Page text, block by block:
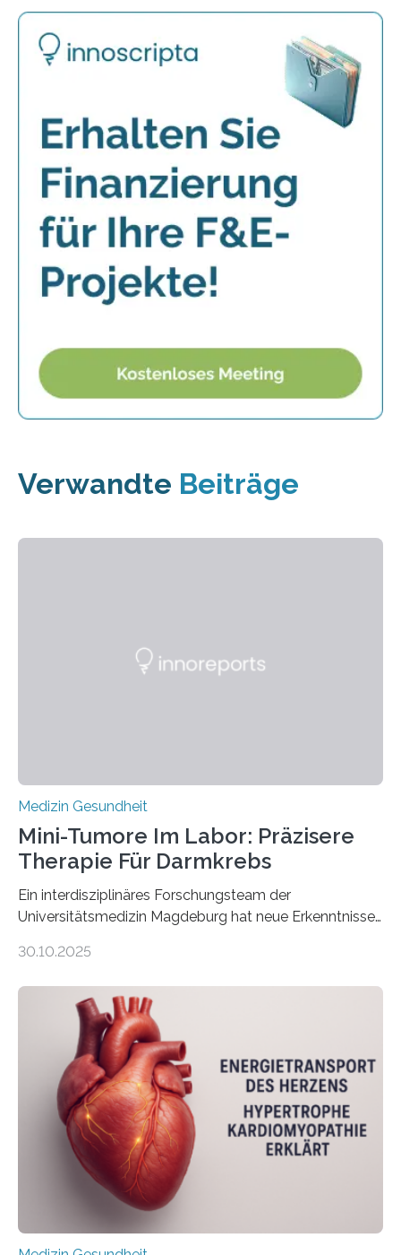
Verwandte Beiträge
Medizin Gesundheit
Mini-Tumore Im Labor: Präzisere
Therapie Für Darmkrebs
Ein interdisziplinäres Forschungsteam der
Universitätsmedizin Magdeburg hat neue Erkenntnisse
behandelt werden kann. In ihrer aktuellen Studie,
Oncology, zeigen die Forschenden, dass Mini-Tumore
aus Gewebe von Patientinnen und Patienten –
sogenannte Organoide – genutzt werden können, um
vorab zu prüfen, welche Medikamente am besten
wirken. Dabei wurde ein Eiweiß identifiziert, das künftig
als Biomarker für die Wahl der passenden Therapie
dienen könnte. Darmkrebs zählt weltweit zu den
häufigsten Krebsarten und stellt…
30.10.2025